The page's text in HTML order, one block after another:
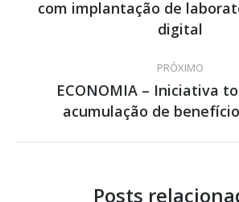
post:
Post
anterior:
com implantação de
digital
PRÓXIMO
Próximo
post:
ECONOMIA – Iniciativa
acumulação de
Posts